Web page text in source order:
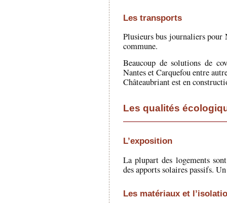
Les transports
Plusieurs bus journaliers pour
commune.
Beaucoup de solutions de
Nantes et Carquefou entre
Châteaubriant est en
Les qualités
L’exposition
La plupart des logements
des apports solaires passifs.
Les matériaux et